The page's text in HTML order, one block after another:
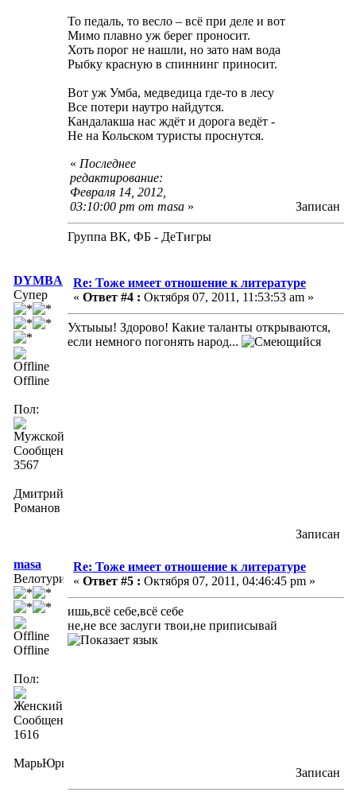
То педаль, то весло – всё при деле и вот
Мимо плавно уж берег проносит.
Хоть порог не нашли, но зато нам вода
Рыбку красную в спиннинг приносит.
Вот уж Умба, медведица где-то в лесу
Все потери наутро найдутся.
Кандалакша нас ждёт и дорога ведёт -
Не на Кольском туристы проснутся.
« Последнее
редактирование:
Февраля 14, 2012,
03:10:00 pm от masa » Записан
Группа ВК, ФБ - ДеТигры
DYMBA
Супер
Offline
Пол:
Сообщений:
3567
Дмитрий
Романов
Re: Тоже имеет отношение к литературе
« Ответ #4 : Октября 07, 2011, 11:53:53 am »
Ухтыыы! Здорово! Какие таланты открываются,
если немного погонять народ...
Записан
masa
Велотурист
Offline
Пол:
Сообщений:
1616
МарьЮрьна
Re: Тоже имеет отношение к литературе
« Ответ #5 : Октября 07, 2011, 04:46:45 pm »
ишь,всё себе,всё себе
не,не все заслуги твои,не приписывай
Записан